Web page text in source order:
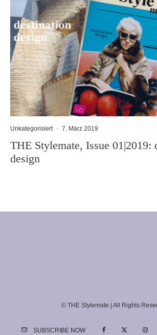
Unkategorisiert · 7. März 2019
THE Stylemate, Issue 01|2019:
design
© THE Stylemate | All Rights
SUBSCRIBE NOW